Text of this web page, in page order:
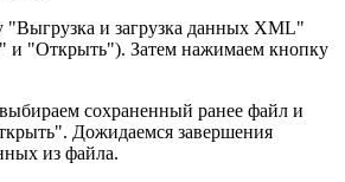
"Выгрузка и загрузка данных XML"
и "Открыть"). Затем нажимаем кнопку
сохраненный ранее файл и
Дожидаемся завершения
из файла.